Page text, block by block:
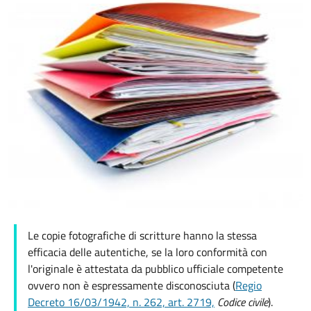
Le copie fotografiche di scritture hanno la stessa
efficacia delle autentiche, se la loro conformità con
l'originale è attestata da pubblico ufficiale competente
ovvero non è espressamente disconosciuta (Regio
Decreto 16/03/1942, n. 262, art. 2719, Codice civile).